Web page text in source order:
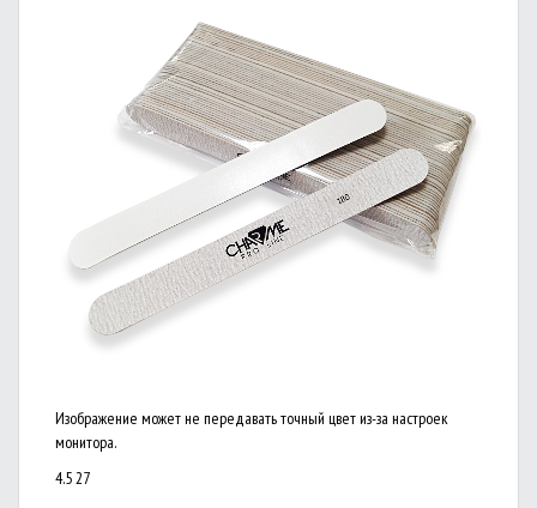
Изображение может не передавать точный цвет из-за настроек
монитора.
4.527